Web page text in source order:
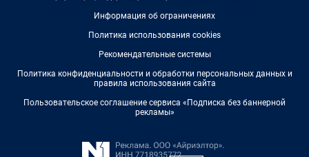
Информация об ограничениях
Политика использования cookies
Рекомендательные системы
Политика конфиденциальности и обработки персональных данных и
правила использования сайта
Пользовательское соглашение сервиса «Подписка без баннерной
рекламы»